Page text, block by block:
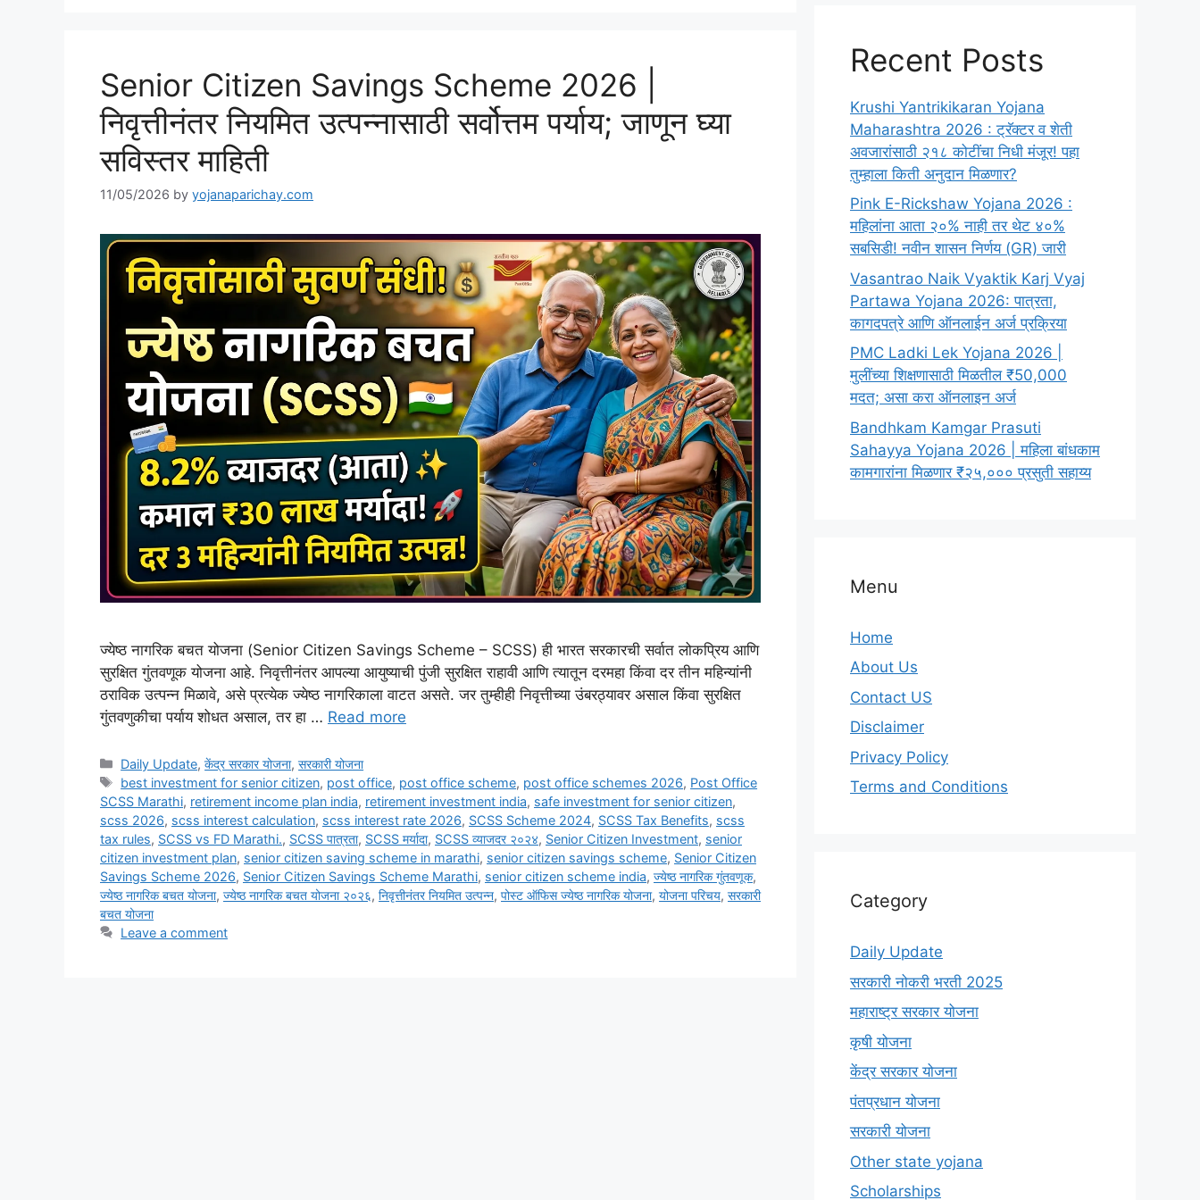
Senior Citizen Savings Scheme 2026 |
निवृत्तीनंतर नियमित उत्पन्नासाठी सर्वोत्तम पर्याय; जाणून घ्या
सविस्तर माहिती
11/05/2026 by yojanaparichay.com
ज्येष्ठ नागरिक बचत योजना (Senior Citizen Savings Scheme – SCSS) ही भारत सरकारची सर्वात लोकप्रिय आणि
सुरक्षित गुंतवणूक योजना आहे. निवृत्तीनंतर आपल्या आयुष्याची पुंजी सुरक्षित राहावी आणि त्यातून दरमहा किंवा दर तीन महिन्यांनी
ठराविक उत्पन्न मिळावे, असे प्रत्येक ज्येष्ठ नागरिकाला वाटत असते. जर तुम्हीही निवृत्तीच्या उंबरठ्यावर असाल किंवा सुरक्षित
गुंतवणुकीचा पर्याय शोधत असाल, तर हा … Read more
Categories
Daily Update,केंद्र सरकार योजना,सरकारी योजना
Tags
best investment for senior citizen, post office, post office scheme, post office schemes 2026, Post Office
SCSS Marathi, retirement income plan india, retirement investment india, safe investment for senior citizen,
scss 2026, scss interest calculation, scss interest rate 2026, SCSS Scheme 2024, SCSS Tax Benefits, scss
tax rules, SCSS vs FD Marathi., SCSS पात्रता, SCSS मर्यादा, SCSS व्याजदर २०२४, Senior Citizen Investment, senior
citizen investment plan, senior citizen saving scheme in marathi, senior citizen savings scheme, Senior Citizen
Savings Scheme 2026, Senior Citizen Savings Scheme Marathi, senior citizen scheme india, ज्येष्ठ नागरिक गुंतवणूक,
ज्येष्ठ नागरिक बचत योजना, ज्येष्ठ नागरिक बचत योजना २०२६, निवृत्तीनंतर नियमित उत्पन्न, पोस्ट ऑफिस ज्येष्ठ नागरिक योजना, योजना परिचय, सरकारी
बचत योजना
Leave a comment
Recent Posts
Krushi Yantrikikaran Yojana
Maharashtra 2026 : ट्रॅक्टर व शेती
अवजारांसाठी २१८ कोटींचा निधी मंजूर! पहा
तुम्हाला किती अनुदान मिळणार?
Pink E-Rickshaw Yojana 2026 :
महिलांना आता २०% नाही तर थेट ४०%
सबसिडी! नवीन शासन निर्णय (GR) जारी
Vasantrao Naik Vyaktik Karj Vyaj
Partawa Yojana 2026: पात्रता,
कागदपत्रे आणि ऑनलाईन अर्ज प्रक्रिया
PMC Ladki Lek Yojana 2026 |
मुलींच्या शिक्षणासाठी मिळतील ₹50,000
मदत; असा करा ऑनलाइन अर्ज
Bandhkam Kamgar Prasuti
Sahayya Yojana 2026 | महिला बांधकाम
कामगारांना मिळणार ₹२५,००० प्रसुती सहाय्य
Menu
Home
About Us
Contact US
Disclaimer
Privacy Policy
Terms and Conditions
Category
Daily Update
सरकारी नोकरी भरती 2025
महाराष्ट्र सरकार योजना
कृषी योजना
केंद्र सरकार योजना
पंतप्रधान योजना
सरकारी योजना
Other state yojana
Scholarships